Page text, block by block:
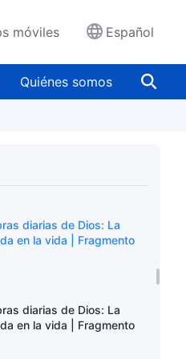
móviles Español
Quiénes somos
diarias de Dios: La
en la vida | Fragmento
diarias de Dios: La
en la vida | Fragmento